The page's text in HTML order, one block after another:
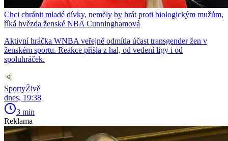
Chci chránit mladé dívky, neměly by hrát proti biologickým mužům,
říká hvězda ženské NBA Cunninghamová
Aktivní hráčka WNBA veřejně odmítla účast transgender žen v
ženském sportu. Reakce přišla z hal, od vedení ligy i od
spoluhráček.
SportyŽivě
dnes, 19:38
3 min
Reklama